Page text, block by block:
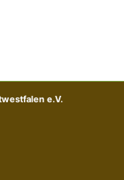
e.V.